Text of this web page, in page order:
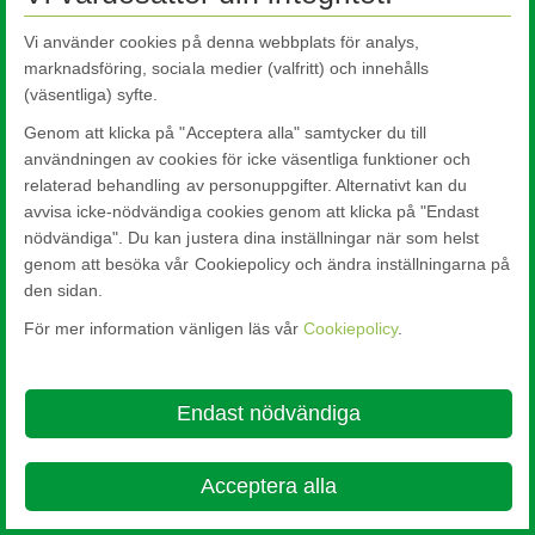
Vi använder cookies på denna webbplats för analys,
marknadsföring, sociala medier (valfritt) och innehålls
(väsentliga) syfte.
Genom att klicka på "Acceptera alla" samtycker du till
användningen av cookies för icke väsentliga funktioner och
relaterad behandling av personuppgifter. Alternativt kan du
avvisa icke-nödvändiga cookies genom att klicka på "Endast
nödvändiga". Du kan justera dina inställningar när som helst
genom att besöka vår Cookiepolicy och ändra inställningarna på
den sidan.
För mer information vänligen läs vår Cookiepolicy.
Endast nödvändiga
Acceptera alla